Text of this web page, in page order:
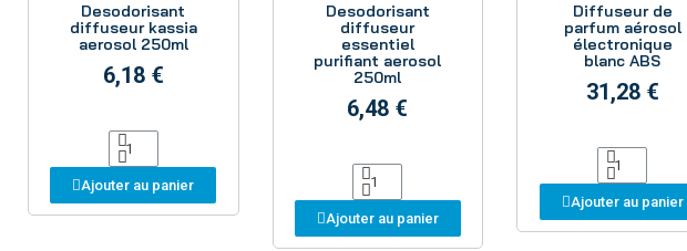
Desodorisant
diffuseur kassia
aerosol 250ml
6,18 €
Ajouter au panier
Desodorisant
diffuseur
essentiel
purifiant aerosol
250ml
6,48 €
Ajouter au panier
Diffuseur de
parfum aérosol
électronique
blanc ABS
31,28 €
Ajouter au panier